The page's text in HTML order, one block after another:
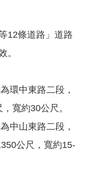
12條道路」道路
。
環中東路二段，
寬約30公尺。
中山東路二段，
公尺，寬約15-